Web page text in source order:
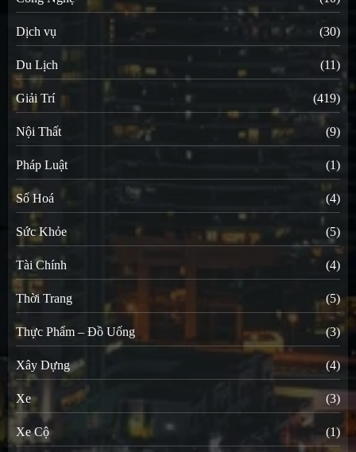
Dịch vụ (30)
Du Lịch (11)
Giải Trí (419)
Nội Thất (9)
Pháp Luật (1)
Số Hoá (4)
Sức Khỏe (5)
Tài Chính (4)
Thời Trang (5)
Thực Phẩm – Đồ Uống (3)
Xây Dựng (4)
Xe (3)
Xe Cộ (1)